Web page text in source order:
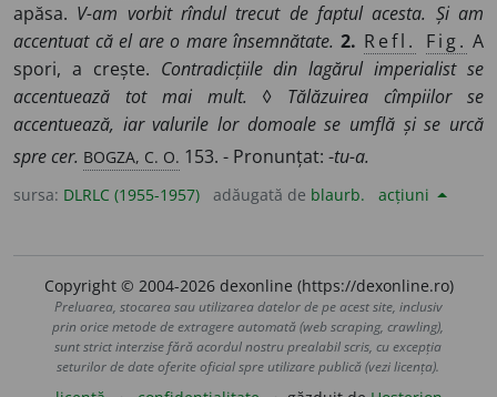
apăsa. V-am vorbit rîndul trecut de faptul acesta. Și am
accentuat că el are o mare însemnătate. 2. Refl. Fig. A
spori, a crește. Contradicțiile din lagărul imperialist se
accentuează tot mai mult. ◊ Tălăzuirea cîmpiilor se
accentuează, iar valurile lor domoale se umflă și se urcă
spre cer. BOGZA, C. O. 153. - Pronunțat: -tu-a.
sursa: DLRLC (1955-1957) adăugată de blaurb. acțiuni
Copyright © 2004-2026 dexonline (https://dexonline.ro)
Preluarea, stocarea sau utilizarea datelor de pe acest site, inclusiv
prin orice metode de extragere automată (web scraping, crawling),
sunt strict interzise fără acordul nostru prealabil scris, cu excepția
seturilor de date oferite oficial spre utilizare publică (vezi licența).